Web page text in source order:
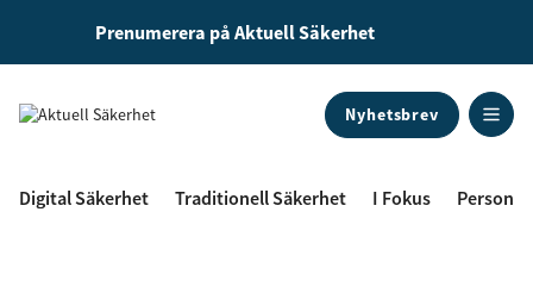
Prenumerera på Aktuell Säkerhet
Nyhetsbrev
Digital Säkerhet Traditionell Säkerhet I Fokus